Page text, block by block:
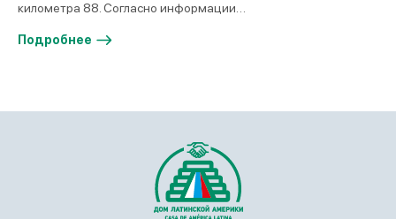
километра 88. Согласно информации…
Подробнее